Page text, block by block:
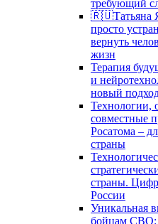
требующий
🇷🇺Татьяна
просто
вернуть
жизн
Терапия
и
новый
Технологии,
совместные
Росатома –
страны
страны.
России
Уникальная
бойцам СВО: